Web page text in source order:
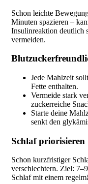
Schon leichte
Minuten spazieren –
Insulinreaktion deutlich
vermeiden.
Jede Mahlzeit
Fette enthalten.
Vermeide stark
zuckerreiche
Starte deine
senkt den
Schlaf priorisieren
Schon kurzfristiger
verschlechtern. Ziel:
Schlaf mit einem